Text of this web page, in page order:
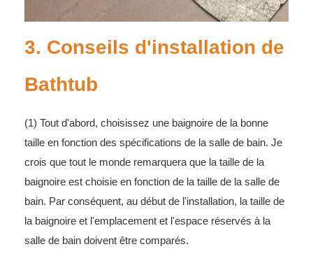
3. Conseils d'installation de
Bathtub
(1) Tout d'abord, choisissez une baignoire de la bonne
taille en fonction des spécifications de la salle de bain. Je
crois que tout le monde remarquera que la taille de la
baignoire est choisie en fonction de la taille de la salle de
bain. Par conséquent, au début de l'installation, la taille de
la baignoire et l'emplacement et l'espace réservés à la
salle de bain doivent être comparés.